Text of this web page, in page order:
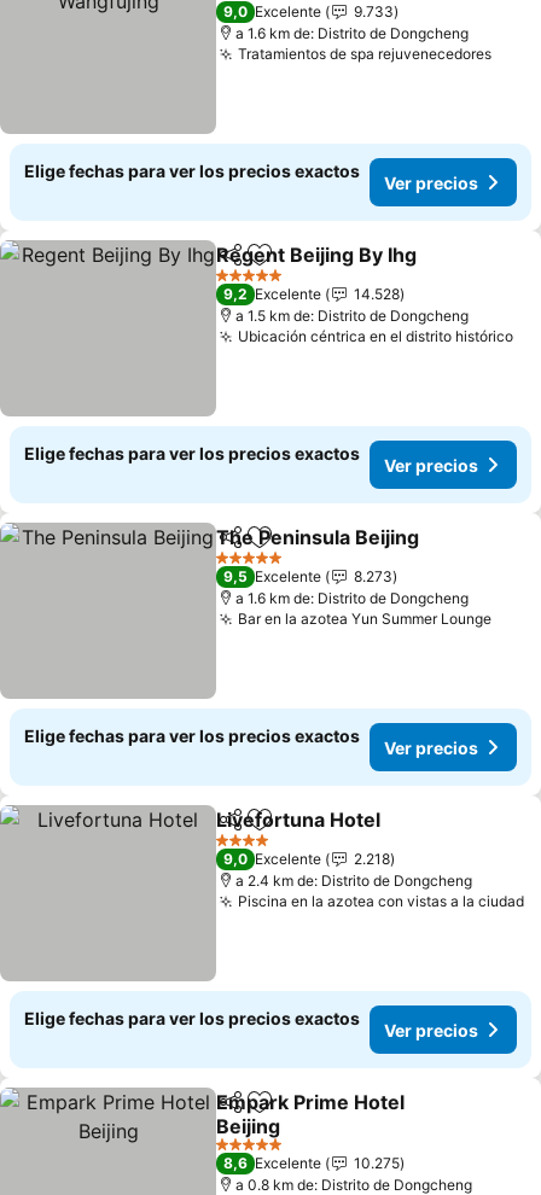
9,0 Excelente
9.733
a 1.6 km de: Distrito de Dongcheng
Tratamientos de spa rejuvenecedoresVer
Elige fechas para ver los precios exactos
Ver precios
CompartirAgregar a favoritos
Regent Beijing By Ihg
5 Estrellas
9,2 Excelente
14.528
a 1.5 km de: Distrito de Dongcheng
Ubicación céntrica en el distrito histórico
Elige fechas para ver los precios exactos
Ver precios
Compartir
Agregar a favoritos
The Peninsula Beijing
5 Estrellas
9,5 Excelente
8.273
a 1.6 km de: Distrito de Dongcheng
Bar en la azotea Yun Summer LoungeVer
Elige fechas para ver los precios exactos
Ver precios
CompartirAgregar a favoritos
Livefortuna Hotel
4 Estrellas
9,0 Excelente
2.218
a 2.4 km de: Distrito de Dongcheng
Piscina en la azotea con vistas a la ciudad
Elige fechas para ver los precios exactos
Ver precios
CompartirAgregar a favoritos
Empark Prime Hotel
Beijing
Ver precios
5 Estrellas
8,6 Excelente
10.275
a 0.8 km de: Distrito de Dongcheng